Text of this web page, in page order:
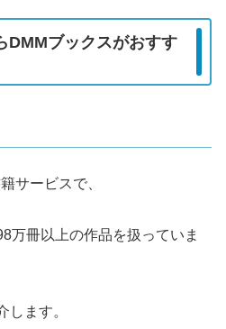
DMMブックスがおすす
サービスで、
万冊以上の作品を扱っていま
します。